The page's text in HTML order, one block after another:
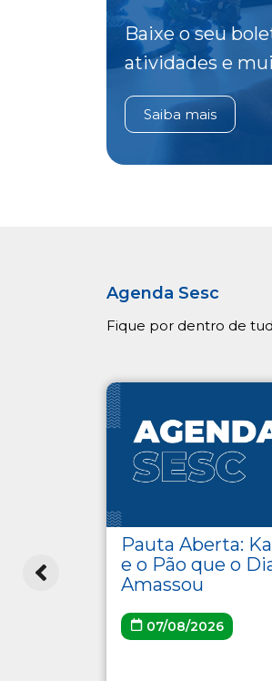
Baixe o seu
atividades e
Saiba mais
Agenda Sesc
Fique por dentro de
Pauta Aberta:
e o Pão que o
Amassou
07/08/2026